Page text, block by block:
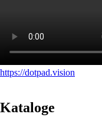
https://dotpad.vision
Kataloge